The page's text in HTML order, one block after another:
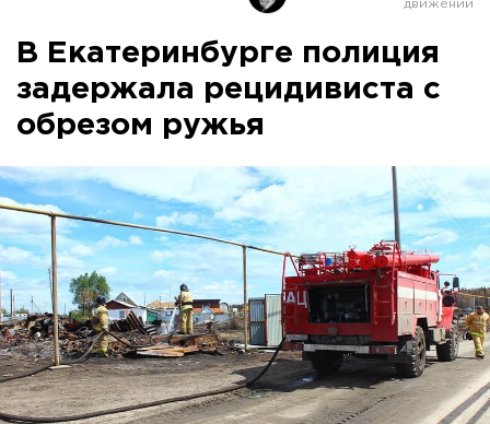
Оренбург
В Екатеринбурге полиция
задержала рецидивиста с
обрезом ружья